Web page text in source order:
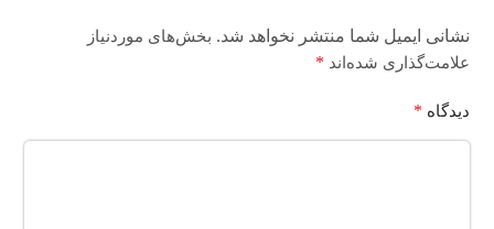
نشانی ایمیل شما منتشر نخواهد شد. بخش‌های موردنیاز
علامت‌گذاری شده‌اند *
دیدگاه *